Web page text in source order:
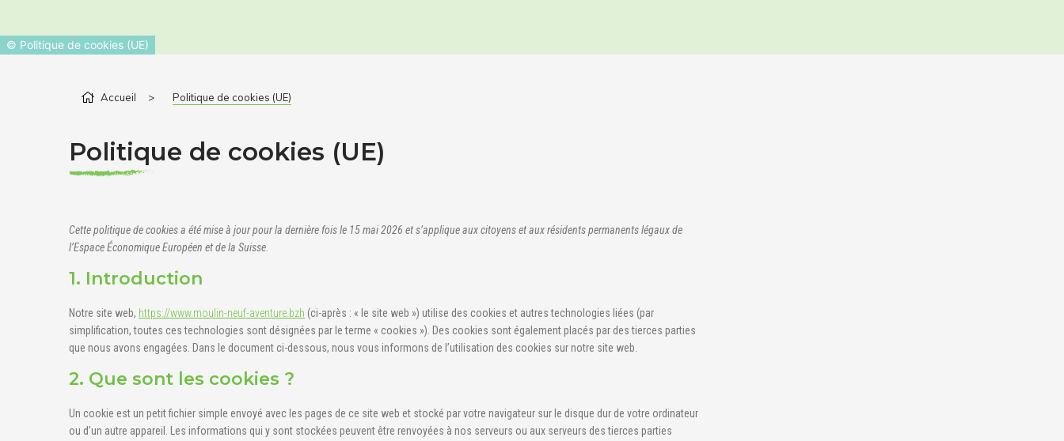
© Politique de cookies (UE)
Accueil > Politique de cookies (UE)
Politique de cookies (UE)
Cette politique de cookies a été mise à jour pour la dernière fois le 15 mai 2026 et s’applique aux citoyens et aux résidents permanents légaux de
l’Espace Économique Européen et de la Suisse.
1. Introduction
Notre site web, https://www.moulin-neuf-aventure.bzh (ci-après : « le site web ») utilise des cookies et autres technologies liées (par
simplification, toutes ces technologies sont désignées par le terme « cookies »). Des cookies sont également placés par des tierces parties
que nous avons engagées. Dans le document ci-dessous, nous vous informons de l’utilisation des cookies sur notre site web.
2. Que sont les cookies ?
Un cookie est un petit fichier simple envoyé avec les pages de ce site web et stocké par votre navigateur sur le disque dur de votre ordinateur
ou d’un autre appareil. Les informations qui y sont stockées peuvent être renvoyées à nos serveurs ou aux serveurs des tierces parties